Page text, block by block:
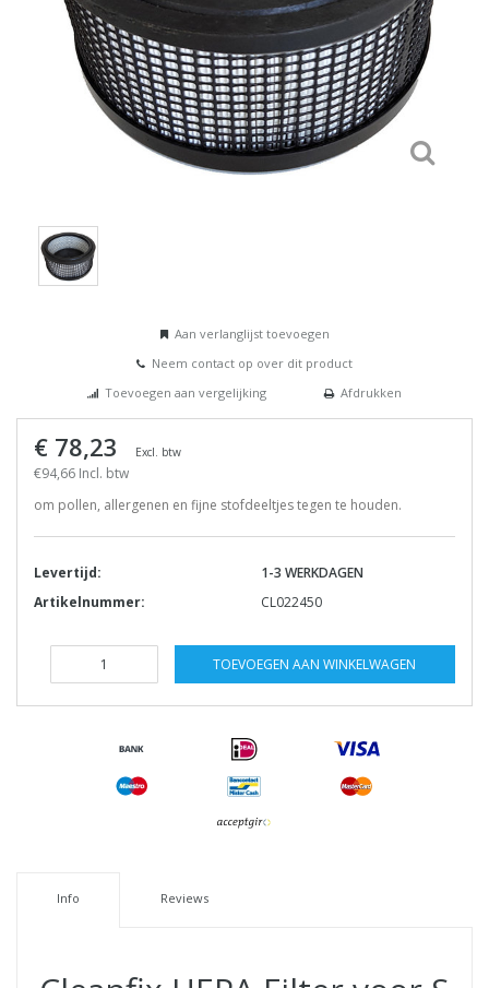
Aan verlanglijst toevoegen
Neem contact op over dit product
Toevoegen aan vergelijking
Afdrukken
€ 78,23 Excl. btw
€94,66 Incl. btw
om pollen, allergenen en fijne stofdeeltjes tegen te houden.
Levertijd:
1-3 WERKDAGEN
Artikelnummer:
CL022450
TOEVOEGEN AAN WINKELWAGEN
Info Reviews